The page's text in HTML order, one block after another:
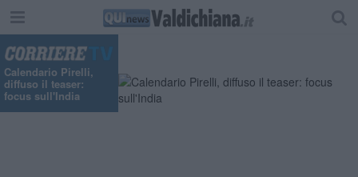
Calendario Pirelli,
diffuso il teaser:
focus sull'India